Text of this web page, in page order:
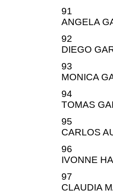
91
ANGELA
92
DIEGO
93
MONICA
94
TOMAS
95
CARLOS
96
IVONNE
97
CLAUDIA